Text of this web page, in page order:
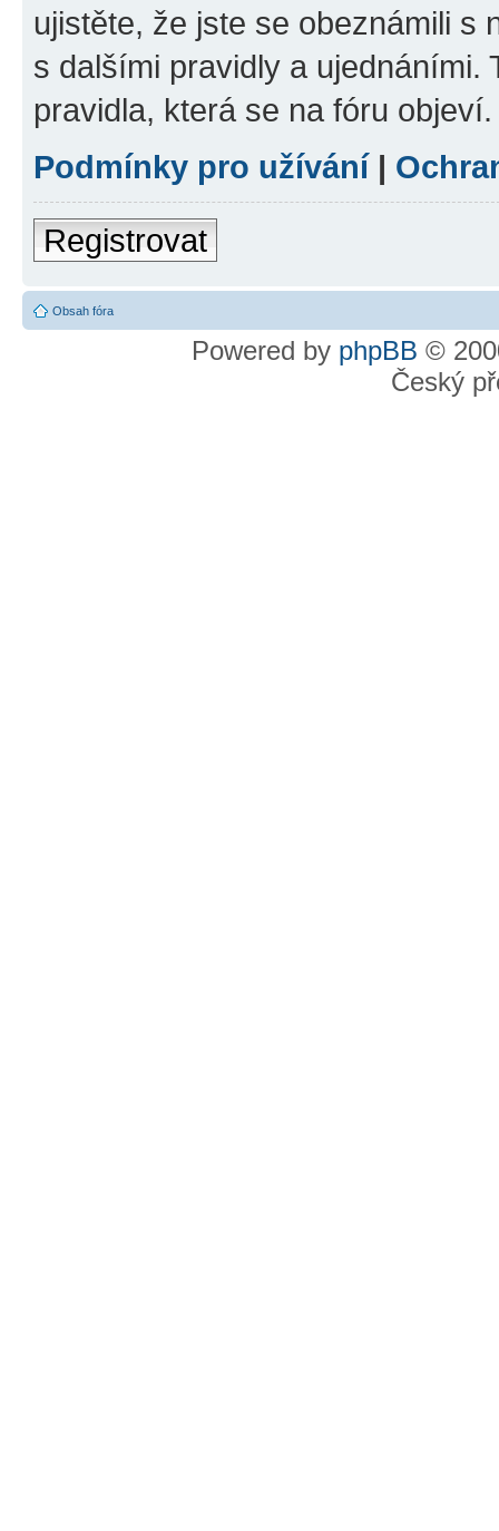
ujistěte, že jste se obeznámili s
s dalšími pravidly a ujednáními.
pravidla, která se na fóru objeví.
Podmínky pro užívání|
Registrovat
Obsah fóra
Powered by phpBB ©
Český